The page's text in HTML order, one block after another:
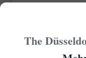
The